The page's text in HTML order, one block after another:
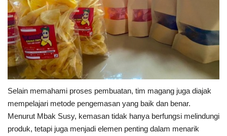
Selain memahami proses pembuatan, tim magang juga diajak
mempelajari metode pengemasan yang baik dan benar.
Menurut Mbak Susy, kemasan tidak hanya berfungsi melindungi
produk, tetapi juga menjadi elemen penting dalam menarik